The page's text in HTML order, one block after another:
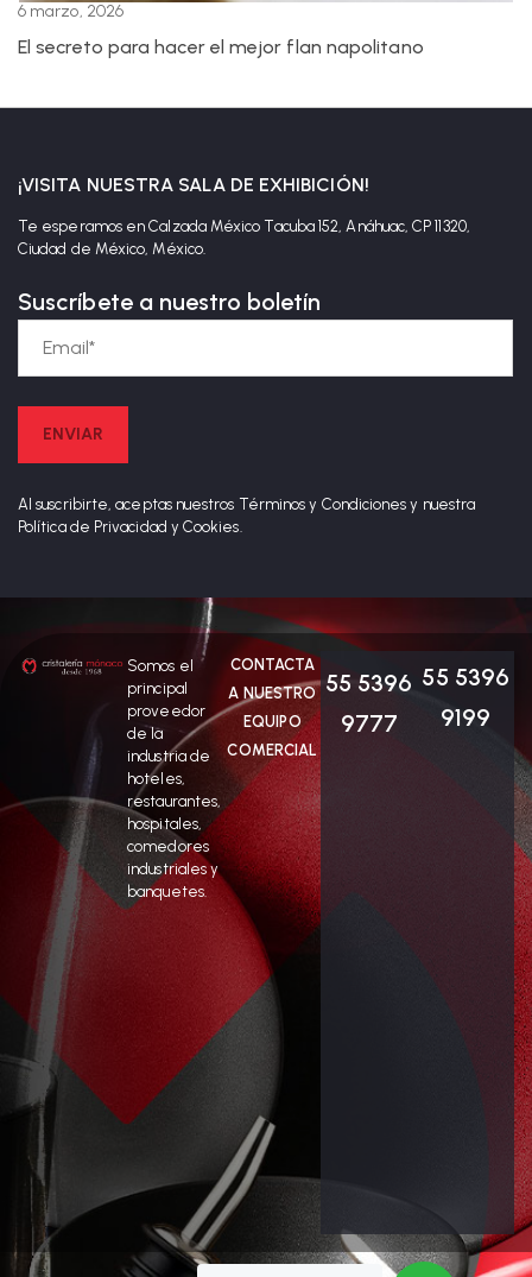
6 marzo, 2026
El secreto para hacer el mejor flan napolitano
¡VISITA NUESTRA SALA DE EXHIBICIÓN!
Te esperamos en Calzada México Tacuba 152, Anáhuac, CP 11320,
Ciudad de México, México.
Suscríbete a nuestro boletín
Al suscribirte, aceptas nuestros Términos y Condiciones y nuestra
Política de Privacidad y Cookies.
Somos el
principal
proveedor
de la
industria de
hoteles,
restaurantes,
hospitales,
comedores
industriales y
banquetes.
CONTACTA
A NUESTRO
EQUIPO
COMERCIAL
55 5396
9777
55 5396
9199